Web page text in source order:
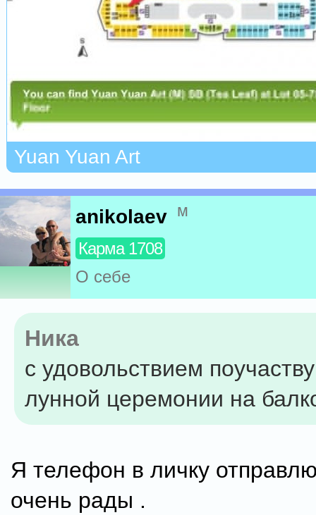
Yuan Yuan Art
anikolaev м
Карма 1708
О себе
Ника
с удовольствием
лунной церемонии на
Я телефон в личку
очень рады .